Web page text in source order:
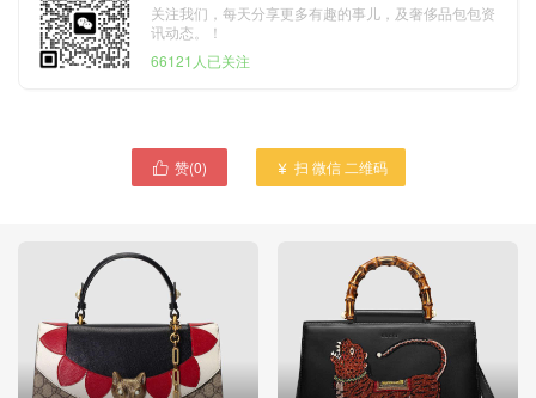
关注我们，每天分享更多有趣的事儿，及奢侈品包包资
讯动态。！
66121人已关注
 赞(0)  扫 微信 二维码